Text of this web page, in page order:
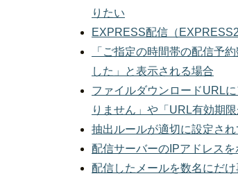
りたい
EXPRESS配信（
「ご指定の時間帯の配信予
した」と表示される場合
ファイルダウンロードURL
りません」や「URL有効期
抽出ルールが適切に設定さ
配信サーバーのIPアドレス
配信したメールを数名にだ